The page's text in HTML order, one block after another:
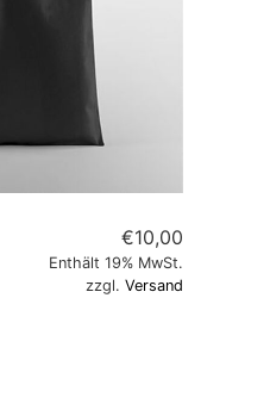
€10,00
Enthält 19% MwSt.
zzgl.Versand